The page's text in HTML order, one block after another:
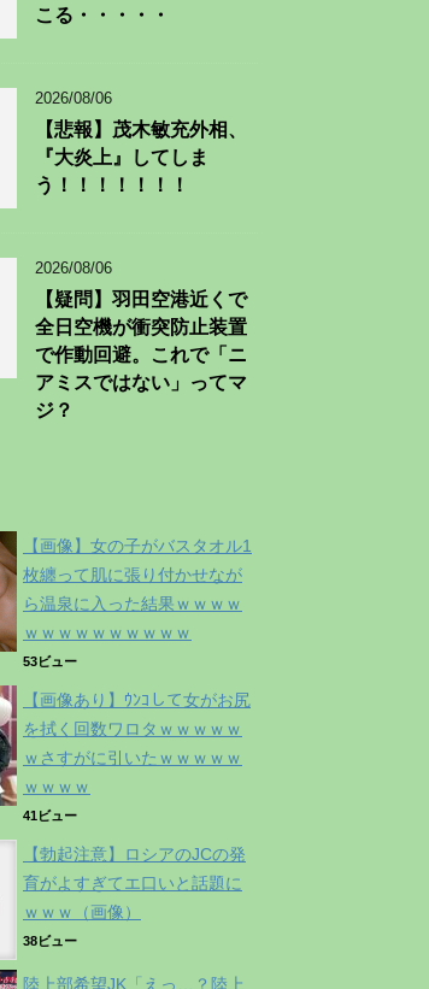
こる・・・・・
2026/08/06
【悲報】茂木敏充外相、
『大炎上』してしま
う！！！！！！！
2026/08/06
【疑問】羽田空港近くで
全日空機が衝突防止装置
で作動回避。これで「ニ
アミスではない」ってマ
ジ？
【画像】女の子がバスタオル1
枚纏って肌に張り付かせなが
ら温泉に入った結果ｗｗｗｗ
ｗｗｗｗｗｗｗｗｗｗ
53ビュー
【画像あり】ｳﾝｺして女がお尻
を拭く回数ワロタｗｗｗｗｗ
ｗさすがに引いたｗｗｗｗｗ
ｗｗｗｗ
41ビュー
【勃起注意】ロシアのJCの発
育がよすぎてエ口いと話題に
ｗｗｗ（画像）
38ビュー
陸上部希望JK「えっ…？陸上